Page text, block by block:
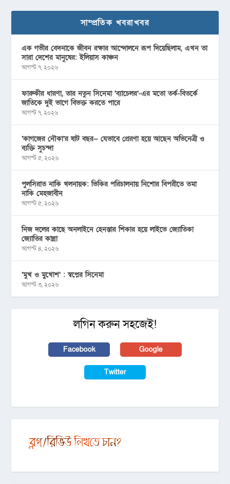
সাম্প্রতিক খবরাখবর
এক গভীর বেদনাকে জীবন রক্ষার আন্দোলনে রূপ দিয়েছিলাম, এখন তা
সারা দেশের মানুষের: ইলিয়াস কাঞ্চন
আগস্ট ৭, ২০২৬
ফারুকীর ধারণা, তার নতুন সিনেমা ‘ব্যাচেলর’-এর মতো তর্ক-বিতর্কে
জাতিকে দুই ভাগে বিভক্ত করতে পারে
আগস্ট ৭, ২০২৬
‘কাগজের নৌকা’র ষাট বছর— যেভাবে প্রেরণা হয়ে আছেন অভিনেত্রী ও
ব্যক্তি সুচন্দা
আগস্ট ৫, ২০২৬
পুলসিরাত নাকি খলনায়ক: ভিকির পরিচালনায় নিশোর বিপরীতে তমা
নাকি মেহজাবীন
আগস্ট ৫, ২০২৬
নিজ দলের কাছে অনলাইনে হেনস্তার শিকার হয়ে লাইভে জ্যোতিকা
জ্যোতির কান্না
আগস্ট ৪, ২০২৬
‘মুখ ও মু্খোশ’ : স্বপ্নের সিনেমা
আগস্ট ৩, ২০২৬
লগিন করুন সহজেই!
Facebook Google
Twitter